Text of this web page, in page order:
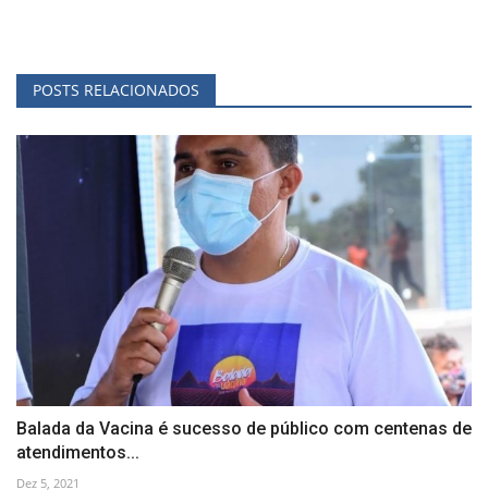
POSTS RELACIONADOS
Balada da Vacina é sucesso de público com centenas de
atendimentos...
Dez 5, 2021